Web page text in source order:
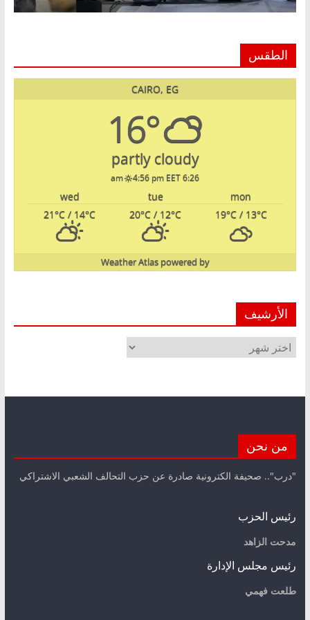
الطقس
CAIRO, EG
16°
partly cloudy
6:26 am
4:56 pm EET
mon
tue
wed
19°C/ 13°C
20°C / 12°C
21°C / 14°C
powered by
Weather Atlas
الأرشيف
الأرشيف
من نحن
"درب".. صحيفة الكترونية صادرة عن حزب التحالف الشعبي الاشتراكي
رئيس الحزب
مدحت الزاهد
رئيس مجلس الإدارة
طلعت فهمي